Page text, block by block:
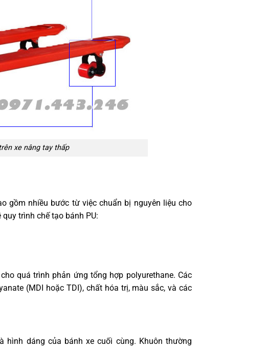
xe nâng tay thấp
gồm nhiều bước từ việc chuẩn bị nguyên liệu cho
trình chế tạo bánh PU:
quá trình phản ứng tổng hợp polyurethane. Các
(MDI hoặc TDI), chất hóa trị, màu sắc, và các
dáng của bánh xe cuối cùng. Khuôn thường